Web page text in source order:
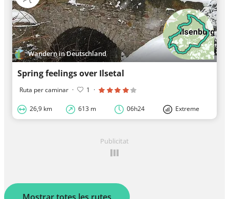
Wandern in Deutschland
Spring feelings over Ilsetal
Ruta per caminar · 1 ·
26,9 km 613 m 06h24 Extreme
Publicitat
Mostrar totes les rutes